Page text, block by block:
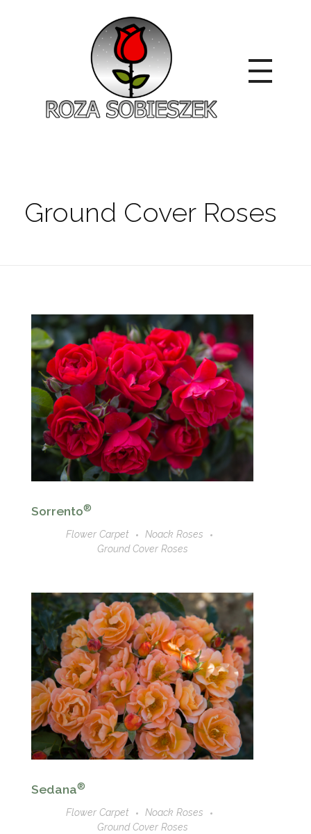
Ground Cover Roses
Sorrento®
Flower Carpet
Noack Roses
Ground Cover Roses
Sedana®
Flower Carpet
Noack Roses
Ground Cover Roses